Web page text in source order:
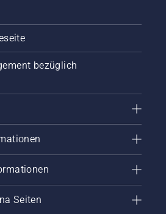
bezüglich
Seiten